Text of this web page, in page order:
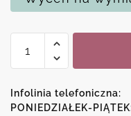
Obraz
motywem
sztuki
Infolinia telefoniczna:
PONIEDZIAŁEK-